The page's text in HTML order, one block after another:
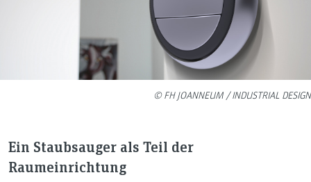
© FH JOANNEUM / INDUSTRIAL DESIGN
Ein Staubsauger als Teil der
Raumeinrichtung